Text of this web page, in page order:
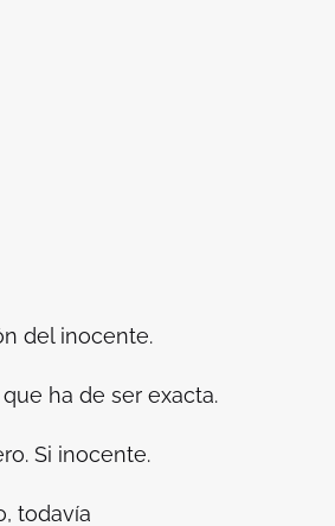
del inocente.
ha de ser exacta.
Si inocente.
todavía